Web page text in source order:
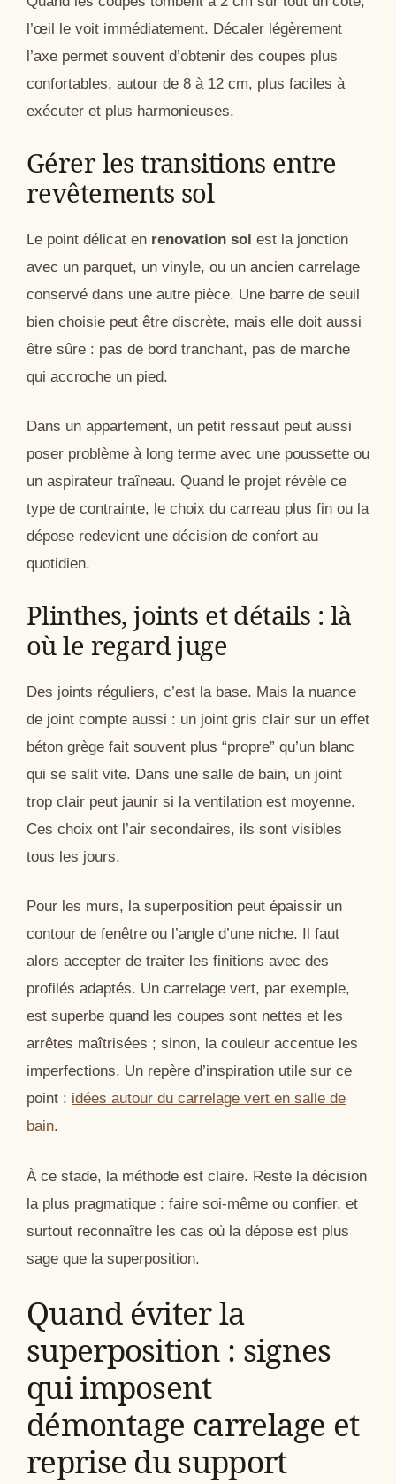
l’œil le voit immédiatement. Décaler légèrement
l’axe permet souvent d’obtenir des coupes plus
confortables, autour de 8 à 12 cm, plus faciles à
exécuter et plus harmonieuses.
Gérer les transitions entre
revêtements sol
Le point délicat en renovation sol est la jonction
avec un parquet, un vinyle, ou un ancien carrelage
conservé dans une autre pièce. Une barre de seuil
bien choisie peut être discrète, mais elle doit aussi
être sûre : pas de bord tranchant, pas de marche
qui accroche un pied.
Dans un appartement, un petit ressaut peut aussi
poser problème à long terme avec une poussette ou
un aspirateur traîneau. Quand le projet révèle ce
type de contrainte, le choix du carreau plus fin ou la
dépose redevient une décision de confort au
quotidien.
Plinthes, joints et détails : là
où le regard juge
Des joints réguliers, c’est la base. Mais la nuance
de joint compte aussi : un joint gris clair sur un effet
béton grège fait souvent plus “propre” qu’un blanc
qui se salit vite. Dans une salle de bain, un joint
trop clair peut jaunir si la ventilation est moyenne.
Ces choix ont l’air secondaires, ils sont visibles
tous les jours.
Pour les murs, la superposition peut épaissir un
contour de fenêtre ou l’angle d’une niche. Il faut
alors accepter de traiter les finitions avec des
profilés adaptés. Un carrelage vert, par exemple,
est superbe quand les coupes sont nettes et les
arrêtes maîtrisées ; sinon, la couleur accentue les
imperfections. Un repère d’inspiration utile sur ce
point : idées autour du carrelage vert en salle de
bain.
À ce stade, la méthode est claire. Reste la décision
la plus pragmatique : faire soi-même ou confier, et
surtout reconnaître les cas où la dépose est plus
sage que la superposition.
Quand éviter la
superposition : signes
qui imposent
démontage carrelage et
reprise du support